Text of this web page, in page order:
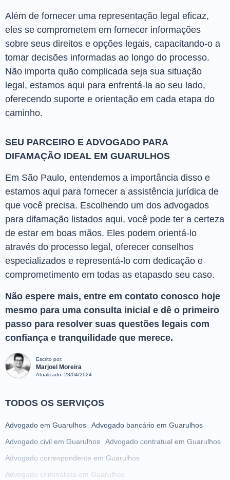
Além de fornecer uma representação legal eficaz,
eles se comprometem em fornecer informações
sobre seus direitos e opções legais, capacitando-o a
tomar decisões informadas ao longo do processo.
Não importa quão complicada seja sua situação
legal, estamos aqui para enfrentá-la ao seu lado,
oferecendo suporte e orientação em cada etapa do
caminho.
SEU PARCEIRO E ADVOGADO PARA
DIFAMAÇÃO IDEAL EM GUARULHOS
Em São Paulo, entendemos a importância disso e
estamos aqui para fornecer a assistência jurídica de
que você precisa. Escolhendo um dos advogados
para difamação listados aqui, você pode ter a certeza
de estar em boas mãos. Eles podem orientá-lo
através do processo legal, oferecer conselhos
especializados e representá-lo com dedicação e
comprometimento em todas as etapasdo seu caso.
Não espere mais, entre em contato conosco hoje
mesmo para uma consulta inicial e dê o primeiro
passo para resolver suas questões legais com
confiança e tranquilidade que merece.
Escrito por:
Marjoel Moreira
Atualizado: 23/04/2024
TODOS OS SERVIÇOS
Advogado em Guarulhos
Advogado bancário em Guarulhos
Advogado civil em Guarulhos
Advogado contratual em Guarulhos
Advogado correspondente em Guarulhos
Advogado criminalista em Guarulhos